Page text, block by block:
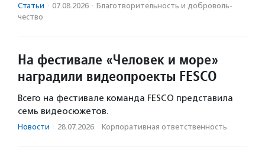
Статьи · 07.08.2026 · Благотвори­тель­ность и доброволь­
чест­во
На фестивале «Человек и море»
наградили видеопроекты FESCO
Всего на фестивале команда FESCO представила
семь видеосюжетов.
Новости · 28.07.2026 · Корпоративная ответственность